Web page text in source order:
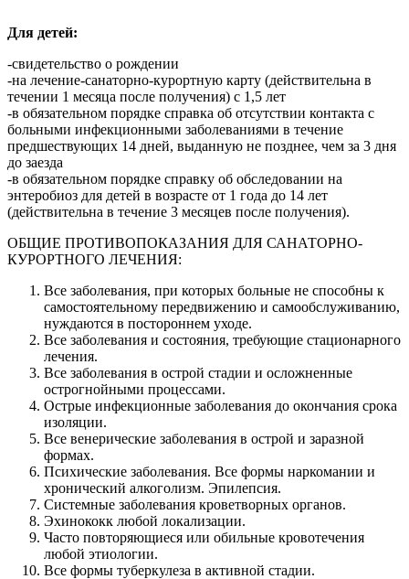
Для детей:
-свидетельство о рождении
-на лечение-санаторно-курортную карту (действительна в
течении 1 месяца после получения) с 1,5 лет
-в обязательном порядке справка об отсутствии контакта с
больными инфекционными заболеваниями в течение
предшествующих 14 дней, выданную не позднее, чем за 3 дня
до заезда
-в обязательном порядке справку об обследовании на
энтеробиоз для детей в возрасте от 1 года до 14 лет
(действительна в течение 3 месяцев после получения).
ОБЩИЕ ПРОТИВОПОКАЗАНИЯ ДЛЯ САНАТОРНО-
КУРОРТНОГО ЛЕЧЕНИЯ:
Все заболевания, при которых больные не способны к
самостоятельному передвижению и самообслуживанию,
нуждаются в постороннем уходе.
Все заболевания и состояния, требующие стационарного
лечения.
Все заболевания в острой стадии и осложненные
острогнойными процессами.
Острые инфекционные заболевания до окончания срока
изоляции.
Все венерические заболевания в острой и заразной
формах.
Психические заболевания. Все формы наркомании и
хронический алкоголизм. Эпилепсия.
Системные заболевания кроветворных органов.
Эхинококк любой локализации.
Часто повторяющиеся или обильные кровотечения
любой этиологии.
Все формы туберкулеза в активной стадии.